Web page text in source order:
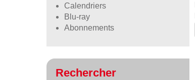
Calendriers
Blu-ray
Abonnements
Rechercher